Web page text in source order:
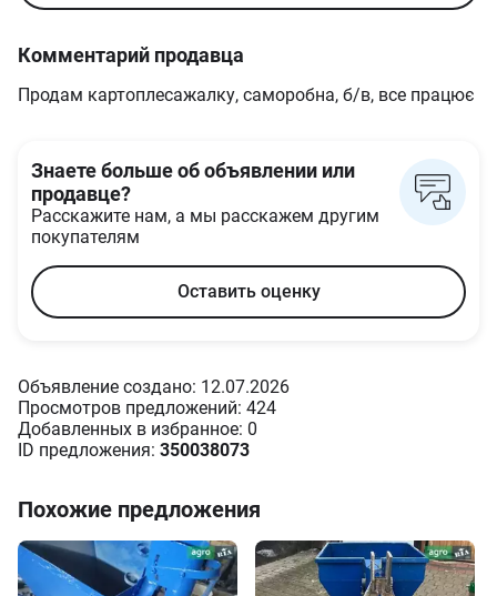
Комментарий продавца
Продам картоплесажалку, саморобна, б/в, все працює
Знаете больше об объявлении или
продавце?
Расскажите нам, а мы расскажем другим
покупателям
Оставить оценку
Объявление создано: 12.07.2026
Просмотров предложений: 424
Добавленных в избранное: 0
ID предложения: 350038073
Похожие предложения